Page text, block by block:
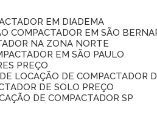
EM DIADEMA
COMPACTADOR EM SÃO
NA ZONA NORTE
EM SÃO PAULO
PREÇO
DE LOCAÇÃO DE COMPACTADOR
DE SOLO PREÇO
DE COMPACTADOR SP